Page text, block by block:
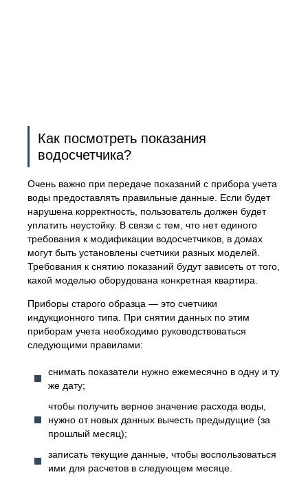
Как посмотреть показания
водосчетчика?
Очень важно при передаче показаний с прибора учета
воды предоставлять правильные данные. Если будет
нарушена корректность, пользователь должен будет
уплатить неустойку. В связи с тем, что нет единого
требования к модификации водосчетчиков, в домах
могут быть установлены счетчики разных моделей.
Требования к снятию показаний будут зависеть от того,
какой моделью оборудована конкретная квартира.
Приборы старого образца — это счетчики
индукционного типа. При снятии данных по этим
приборам учета необходимо руководствоваться
следующими правилами:
снимать показатели нужно ежемесячно в одну и ту
же дату;
чтобы получить верное значение расхода воды,
нужно от новых данных вычесть предыдущие (за
прошлый месяц);
записать текущие данные, чтобы воспользоваться
ими для расчетов в следующем месяце.